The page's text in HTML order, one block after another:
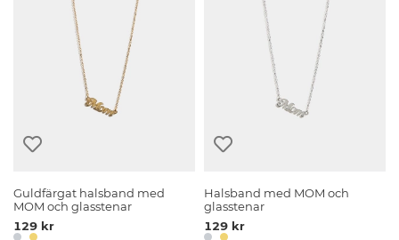
Guldfärgat halsband med
MOM och glasstenar
129 kr
Halsband med MOM och
glasstenar
129 kr